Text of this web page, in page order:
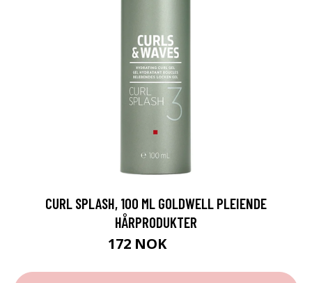
CURL SPLASH, 100 ML GOLDWELL PLEIENDE
HÅRPRODUKTER
172 NOK